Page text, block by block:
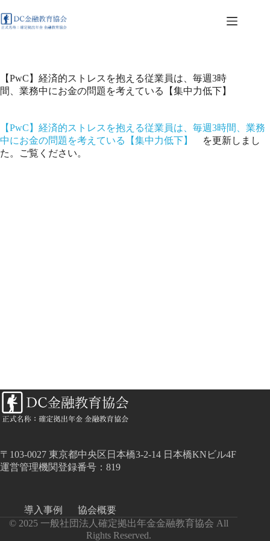
ン
テ
ス
キ
【PwC】経済的ストレスを抱える従業員は、毎週3時
間、業務中にお金の問題を考えている【集中力低下】
【PwC】経済的ストレスを抱える従業員は、毎週3時間、業務
中にお金の問題を考えている【集中力低下】
を更新しまし
た。ご覧ください。
〒103-0027 東京都中央区日本橋3-2-14 日本橋KNビル4F
運営管理機関登録番号：819
導入事例
協会概要
© 2025 一般社団法人確定拠出年金金融教育協会 All
Rights Reserved.